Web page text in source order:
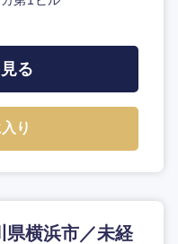
る
り
県横浜市／未経